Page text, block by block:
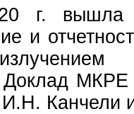
г. вышла
и
Доклад
Канчели